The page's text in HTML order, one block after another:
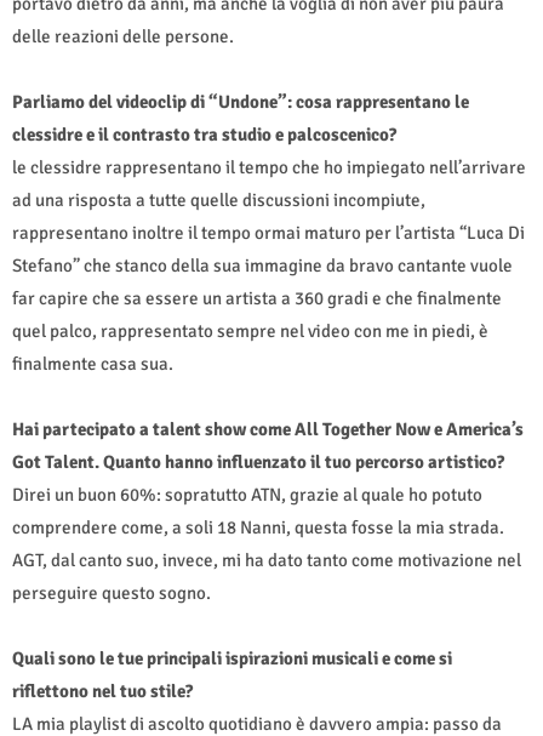
delle reazioni delle persone.
Parliamo del videoclip di “Undone”: cosa rappresentano le
clessidre e il contrasto tra studio e palcoscenico?
le clessidre rappresentano il tempo che ho impiegato nell’arrivare
ad una risposta a tutte quelle discussioni incompiute,
rappresentano inoltre il tempo ormai maturo per l’artista “Luca Di
Stefano” che stanco della sua immagine da bravo cantante vuole
far capire che sa essere un artista a 360 gradi e che finalmente
quel palco, rappresentato sempre nel video con me in piedi, è
finalmente casa sua.
Hai partecipato a talent show come All Together Now e America’s
Got Talent. Quanto hanno influenzato il tuo percorso artistico?
Direi un buon 60%: sopratutto ATN, grazie al quale ho potuto
comprendere come, a soli 18 Nanni, questa fosse la mia strada.
AGT, dal canto suo, invece, mi ha dato tanto come motivazione nel
perseguire questo sogno.
Quali sono le tue principali ispirazioni musicali e come si
riflettono nel tuo stile?
LA mia playlist di ascolto quotidiano è davvero ampia: passo da